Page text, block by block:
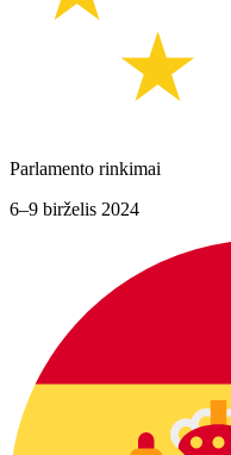
Parlamento rinkimai
6–9 birželis 2024